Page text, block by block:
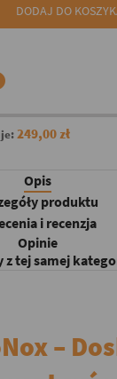
DODAJ DO
249,00 zł
Opis
produktu
i recenzja
Opinie
z tej samej
–